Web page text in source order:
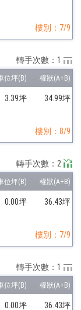
樓別：7/9
3.39坪 34.99坪
樓別：8/9
轉手次數：1
0.00坪 36.43坪
樓別：7/9
轉手次數：2
0.00坪 36.43坪
轉手次數：1